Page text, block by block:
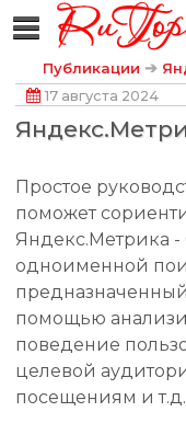
Публикации ➔
17 августа 2024
Простое
поможет
Яндекс.Метрика -
одноименной
помощью
поведение
целевой
посещениям и т.д.